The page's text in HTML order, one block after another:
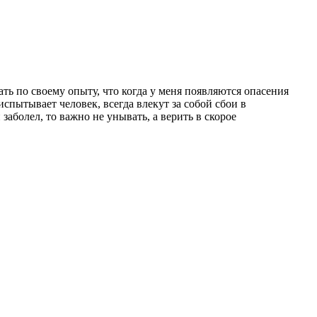
по своему опыту, что когда у меня появляются опасения
человек, всегда влекут за собой сбои в
то важно не унывать, а верить в скорое